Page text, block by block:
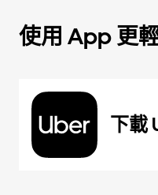
使用 App 更
下載